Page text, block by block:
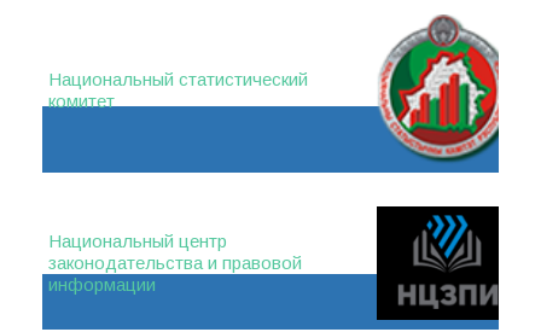
Национальный статистический
комитет
Национальный центр
законодательства и правовой
информации